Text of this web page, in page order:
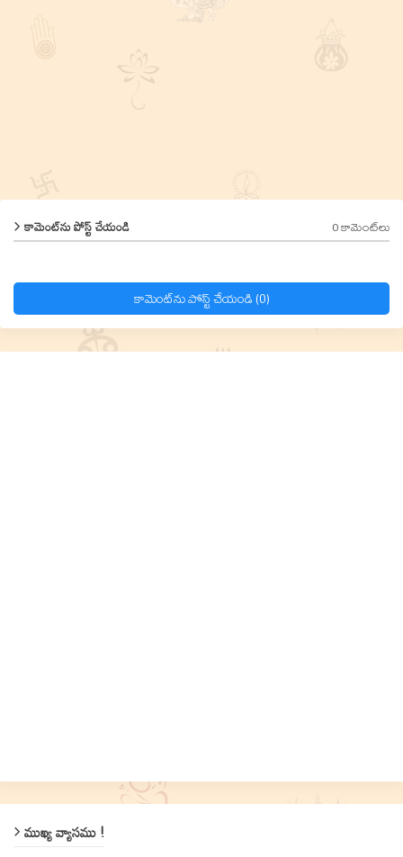
కామెంట్‌ను పోస్ట్ చేయండి 0 కామెంట్‌లు
కామెంట్‌ను పోస్ట్ చేయండి (0)
ముఖ్య వ్యాసము !